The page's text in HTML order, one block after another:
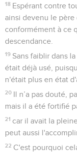
18 Espérant contre
ainsi devenu le père
conformément à ce
descendance.
19 Sans faiblir dans
était déjà usé,
n'était plus en état
20 Il n’a pas douté,
mais il a été fortifié
21 car il avait la
peut aussi
22 C'est pourquoi